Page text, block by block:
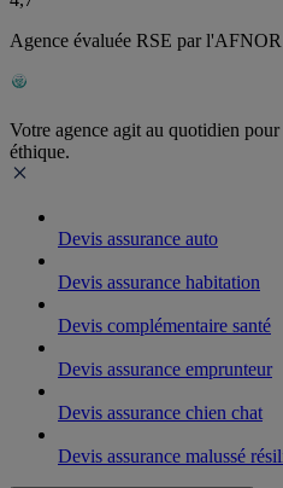
Agence évaluée RSE par l'AFNOR
Votre agence agit au quotidien
éthique.
Devis assurance auto
Devis assurance habitation
Devis complémentaire santé
Devis assurance emprunteur
Devis assurance chien chat
Devis assurance malussé